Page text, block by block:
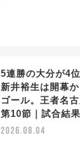
5連勝の大分が4
新井裕生は開幕
ゴール。王者名
第10節｜試合結
2026.08.04